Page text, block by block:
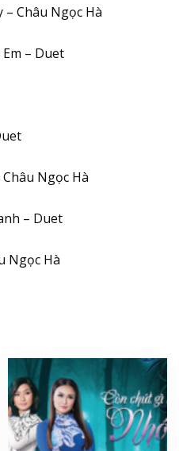
– Châu Ngọc Hà
– Duet
Ngọc Hà
– Duet
Ngọc Hà